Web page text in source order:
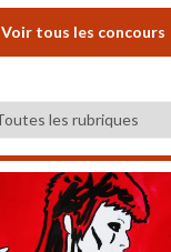
Voir tous les concours